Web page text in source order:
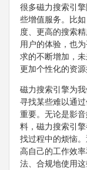
很多磁力搜索引
些增值服务。比
度、更高的搜索
用户的体验，也
求的不断增加，
更加个性化的资
磁力搜索引擎为
寻找某些难以通
重要。无论是影
料，磁力搜索引
找过程中的烦恼
高自己的工作效
法、合规地使用这